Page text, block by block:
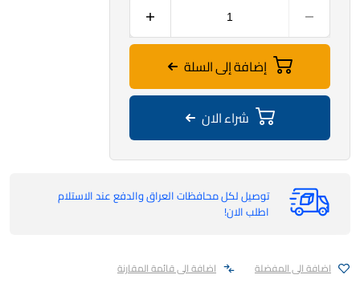
إضافة إلى السلة
شراء الان
توصيل لكل محافظات العراق والدفع عند الاستلام
اطلب الان!
اضافة الى المفضلة اضافة الى قائمة المقارنة